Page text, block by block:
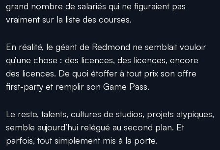
grand nombre de salariés qui ne figuraient pas
vraiment sur la liste des courses.
En réalité, le géant de Redmond ne semblait vouloir
qu’une chose : des licences, des licences, encore
des licences. De quoi étoffer à tout prix son offre
first-party et remplir son Game Pass.
Le reste, talents, cultures de studios, projets atypiques,
semble aujourd’hui relégué au second plan. Et
parfois, tout simplement mis à la porte.